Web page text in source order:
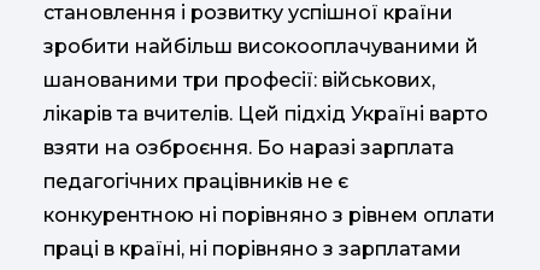
становлення і розвитку успішної країни
зробити найбільш високооплачуваними й
шанованими три професії: військових,
лікарів та вчителів. Цей підхід Україні варто
взяти на озброєння. Бо наразі зарплата
педагогічних працівників не є
конкурентною ні порівняно з рівнем оплати
праці в країні, ні порівняно з зарплатами